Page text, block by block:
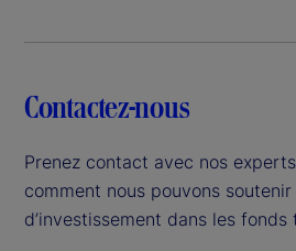
Contactez-nous
Prenez contact avec nos
comment nous pouvons
d’investissement dans les